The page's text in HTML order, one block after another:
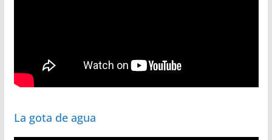
La gota de agua